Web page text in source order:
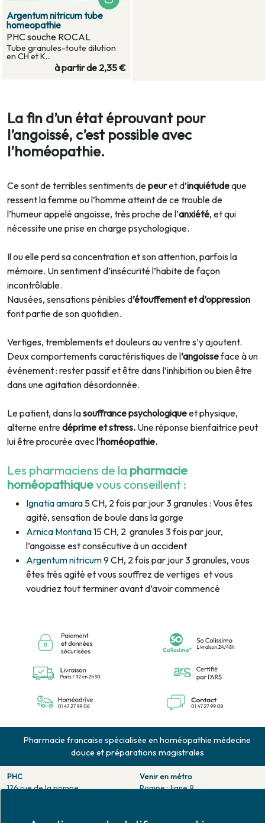
La fin d’un état éprouvant pour
l’angoissé, c’est possible avec
l’homéopathie.
Ce sont de terribles sentiments depeuret d’inquiétudeque
ressent la femme ou l’homme atteint de ce trouble de
l’humeur appelé angoisse, très proche de l’anxiété, et qui
nécessite une prise en charge psychologique.
Il ou elle perd sa concentration et son attention, parfois la
mémoire. Un sentiment d’insécurité l’habite de façon
incontrôlable.
Nausées, sensations pénibles d’étouffement et d’oppression
font partie de son quotidien.
Vertiges, tremblements et douleurs au ventre s’y ajoutent.
Deux comportements caractéristiques de l’angoisseface à un
événement : rester passif et être dans l’inhibition ou bien être
dans une agitation désordonnée.
Le patient, dans lasouffrance psychologiqueet physique,
alterne entredéprime et stress. Une réponse bienfaitrice peut
lui être procurée avecl’homéopathie.
Les pharmaciens de la pharmacie
homéopathiquevous conseillent :
Ignatia amara 5 CH, 2 fois par jour 3 granules : Vous êtes
agité, sensation de boule dans la gorge
Arnica Montana15 CH, 2 granules 3 fois par jour,
l’angoisse est consécutive à un accident
Argentum nitricum9 CH, 2 fois par jour 3 granules, vous
êtes très agité et vous souffrez de vertiges et vous
voudriez tout terminer avant d’avoir commencé
Argentum nitricum tube
homeopathie
PHC souche ROCAL
Tube granules-toute dilution
en CH et K...
à partir de 2,35 €
Pharmacie francaise spécialisée en homéopathie médecine
douce et préparations magistrales
PHC
126 rue de la pompe
Venir en métro
Pompe : ligne 9.